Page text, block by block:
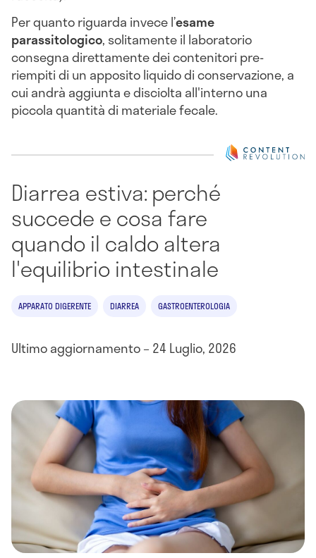
Per quanto riguarda invece l’esame
parassitologico, solitamente il laboratorio
consegna direttamente dei contenitori pre-
riempiti di un apposito liquido di conservazione, a
cui andrà aggiunta e disciolta all'interno una
piccola quantità di materiale fecale.
Diarrea estiva: perché
succede e cosa fare
quando il caldo altera
l'equilibrio intestinale
APPARATO DIGERENTE DIARREA GASTROENTEROLOGIA
Ultimo aggiornamento – 24 Luglio, 2026